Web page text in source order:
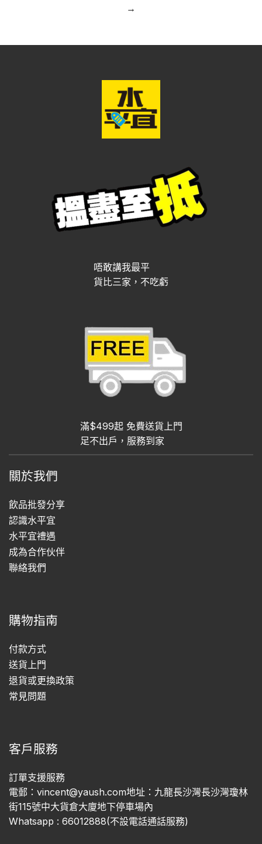
→
唔敢講我最平
貨比三家，不吃虧
滿$499起 免費送貨上門
足不出戶，服務到家
關於我們
飲品批發分享
認識水平宜
水平宜禮遇
成為合作伙伴
聯絡我們
購物指南
付款方式
送貨上門
退貨或更換政策
常見問題
客戶服務
訂單支援服務
電郵：vincent@yaush.com地址：九龍長沙灣長沙灣瓊林
街115號中大貨倉大廈地下停車場內
Whatsapp : 66012888(不設電話通話服務)